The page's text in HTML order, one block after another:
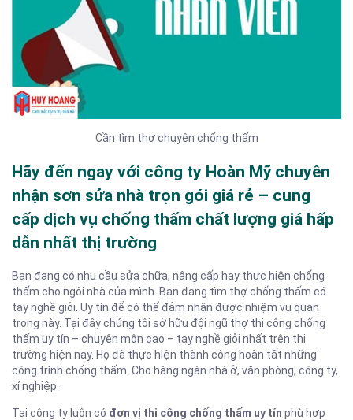
Cần tìm thợ chuyên chống thấm
Hãy đến ngay với công ty Hoàn Mỹ chuyên
nhận sơn sửa nhà trọn gói giá rẻ – cung
cấp dịch vụ chống thấm chất lượng giá hấp
dẫn nhất thị trường
Bạn đang có nhu cầu sửa chữa, nâng cấp hay thực hiện chống
thấm cho ngôi nhà của mình. Bạn đang tìm thợ chống thấm có
tay nghề giỏi. Uy tín để có thể đảm nhận được nhiệm vụ quan
trọng này. Tại đây chúng tôi sở hữu đội ngũ thợ thi công chống
thấm uy tín – chuyên môn cao – tay nghề giỏi nhất trên thị
trường hiện nay. Họ đã thực hiện thành công hoàn tất những
công trình chống thấm. Cho hàng ngàn nhà ở, văn phòng, công ty,
xí nghiệp.
Tại công ty luôn có đơn vị thi công chống thấm uy tín phù hợp